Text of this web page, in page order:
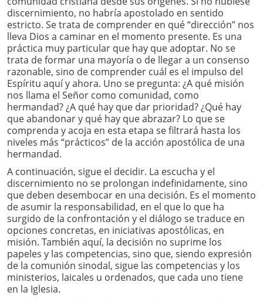
discernimiento, no habría apostolado en sentido
estricto. Se trata de comprender en qué “dirección” nos
lleva Dios a caminar en el momento presente. Es una
práctica muy particular que hay que adoptar. No se
trata de formar una mayoría o de llegar a un consenso
razonable, sino de comprender cuál es el impulso del
Espíritu aquí y ahora. Uno se pregunta: ¿A qué misión
nos llama el Señor como comunidad, como
hermandad? ¿A qué hay que dar prioridad? ¿Qué hay
que abandonar y qué hay que abrazar? Lo que se
comprenda y acoja en esta etapa se filtrará hasta los
niveles más “prácticos” de la acción apostólica de una
hermandad.
A continuación, sigue el decidir. La escucha y el
discernimiento no se prolongan indefinidamente, sino
que deben desembocar en una decisión. Es el momento
de asumir la responsabilidad, en el que lo que ha
surgido de la confrontación y el diálogo se traduce en
opciones concretas, en iniciativas apostólicas, en
misión. También aquí, la decisión no suprime los
papeles y las competencias, sino que, siendo expresión
de la comunión sinodal, sigue las competencias y los
ministerios, laicales u ordenados, que cada uno tiene
en la Iglesia.